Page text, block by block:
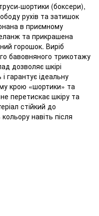
шортики (боксери),
рухів та затишок
в приємному
та прикрашена
горошок. Виріб
бавовняного трикотажу
дозволяє шкірі
гарантує ідеальну
крою «шортики» та
перетискає шкіру та
стійкий до
навіть після